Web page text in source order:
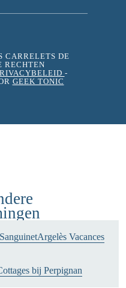
CARRELETS DE
RECHTEN
-
GEEK TONIC
Argelès Vacances
bij Perpignan